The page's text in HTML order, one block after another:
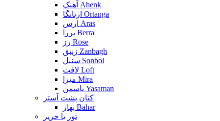
آهنک Ahenk
ارتانگا Ortanga
ارس Aras
بررا Berra
رز Rose
زنبق Zanbagh
سنبل Sonbol
لافت Loft
میرا Mira
یاسمن Yasaman
کتان پشت آستر
بهار Bahar
تور یا حریر